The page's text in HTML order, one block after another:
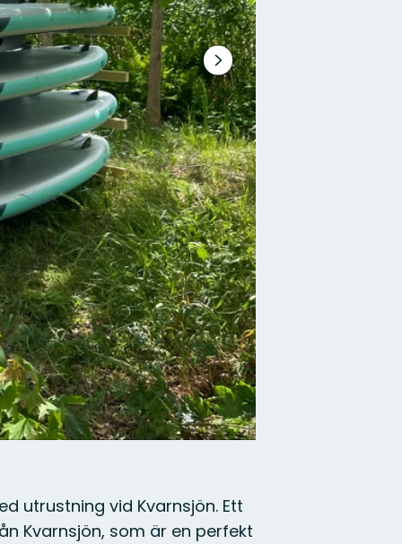
Nästa
bildspel
utrustning vid Kvarnsjön. Ett
Kvarnsjön, som är en perfekt